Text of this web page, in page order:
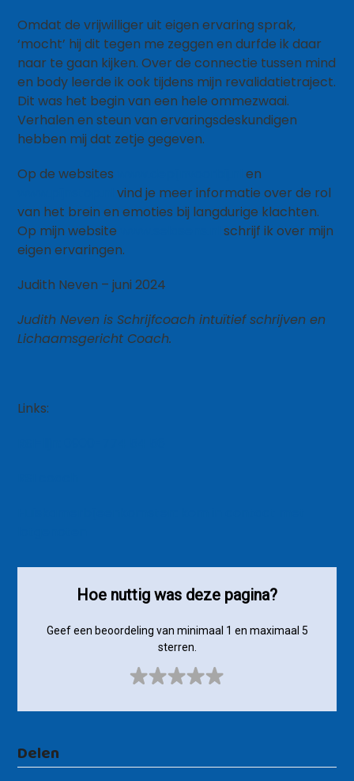
Omdat de vrijwilliger uit eigen ervaring sprak,
‘mocht’ hij dit tegen me zeggen en durfde ik daar
naar te gaan kijken. Over de connectie tussen mind
en body leerde ik ook tijdens mijn revalidatietraject.
Dit was het begin van een hele ommezwaai.
Verhalen en steun van ervaringsdeskundigen
hebben mij dat zetje gegeven.
Op de websites
en
vind je meer informatie over de rol
van het brein en emoties bij langdurige klachten.
Op mijn website
schrijf ik over mijn
eigen ervaringen.
Judith Neven – juni 2024
Judith Neven is Schrijfcoach intuïtief schrijven en
Lichaamsgericht Coach.
Links:
Hoe nuttig was deze pagina?
Geef een beoordeling van minimaal 1 en maximaal 5
sterren.
Delen